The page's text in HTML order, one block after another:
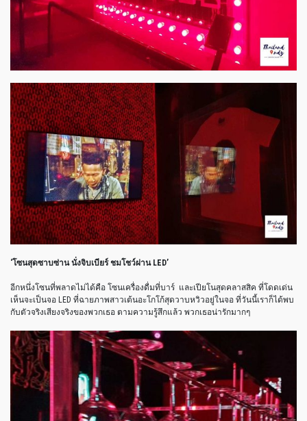
‘โซนสุดซาบซ่าน นั่งจิบเบียร์ ชมโชว์ผ่านLED’
อีกหนึ่งโซนที่พลาดไม่ได้คือ โซนเครื่องดื่มที่บาร์ และเปียโนสุดคลาสสิค ที่โดดเด่น
เห็นจะเป็นจอ LED ที่ฉายภาพสาวเต้นอะโกโก้สุดวาบหวิวอยู่ในจอ ที่วันนี้เราก็ได้พบ
กับตัวจริงเสียงจริงของพวกเธอ ตามความรู้สึกแล้ว พวกเธอน่ารักมากๆ